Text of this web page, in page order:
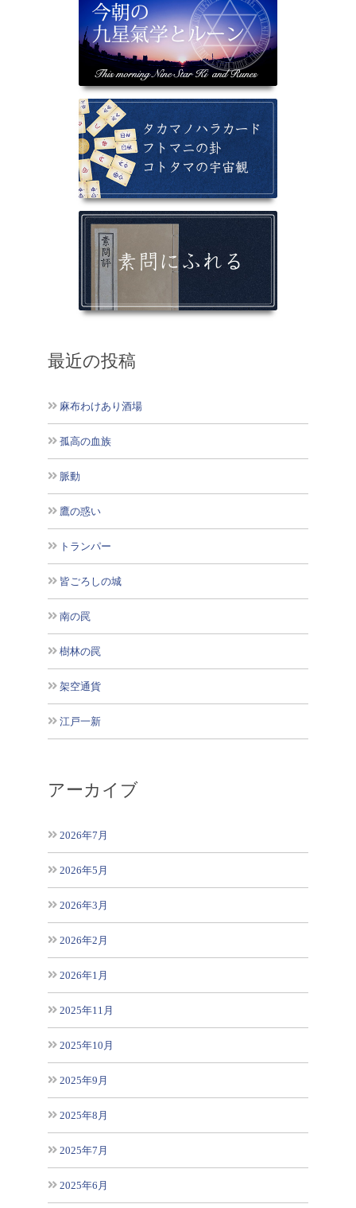
最近の投稿
麻布わけあり酒場
孤高の血族
脈動
鷹の惑い
トランパー
皆ごろしの城
南の罠
樹林の罠
架空通貨
江戸一新
アーカイブ
2026年7月
2026年5月
2026年3月
2026年2月
2026年1月
2025年11月
2025年10月
2025年9月
2025年8月
2025年7月
2025年6月